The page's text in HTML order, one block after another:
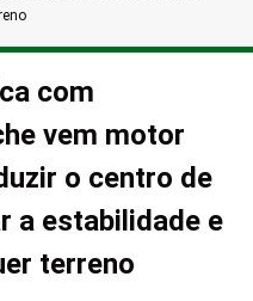
com
vem motor
o centro de
a estabilidade e
terreno